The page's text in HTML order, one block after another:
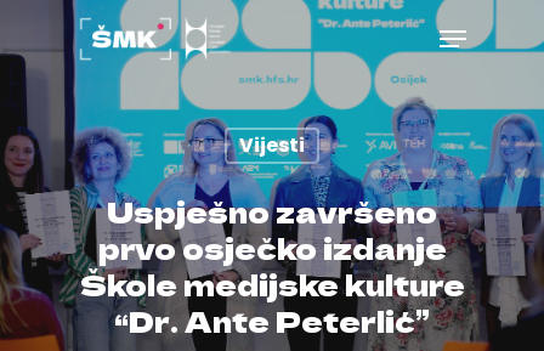
Hit enter to search or ESC to close
Vijesti
Uspješno završeno
prvo osječko izdanje
Škole medijske kulture
“Dr. Ante Peterlić”